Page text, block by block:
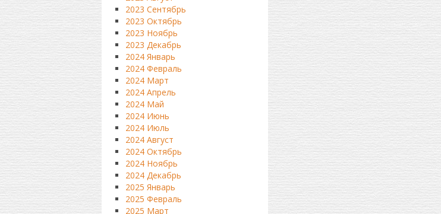
2023 Сентябрь
2023 Октябрь
2023 Ноябрь
2023 Декабрь
2024 Январь
2024 Февраль
2024 Март
2024 Апрель
2024 Май
2024 Июнь
2024 Июль
2024 Август
2024 Октябрь
2024 Ноябрь
2024 Декабрь
2025 Январь
2025 Февраль
2025 Март